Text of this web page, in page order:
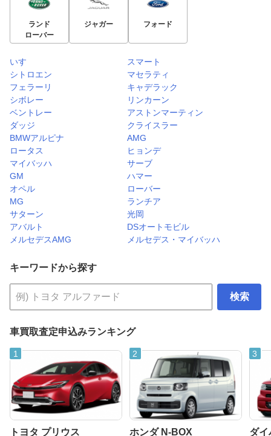
ランド
ローバー
ジャガー フォード
いすゞ
スマート
シトロエン
マセラティ
フェラーリ
キャデラック
シボレー
リンカーン
ベントレー
アストンマーティン
ダッジ
クライスラー
BMWアルピナ
AMG
ロータス
ヒョンデ
マイバッハ
サーブ
GM
ハマー
オペル
ローバー
MG
ランチア
サターン
光岡
アバルト
DSオートモビル
メルセデスAMG
メルセデス・マイバッハ
キーワードから探す
検索
車買取査定申込みランキング
トヨタ プリウス ホンダ N-BOX ダイ